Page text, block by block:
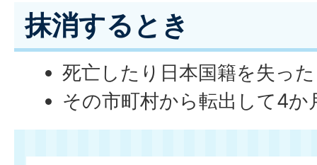
抹消するとき
死亡したり日本国籍を失っ
その市町村から転出して4か